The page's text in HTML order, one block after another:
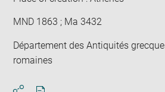
MND 1863 ; Ma 3432
Département des Antiquités
romaines